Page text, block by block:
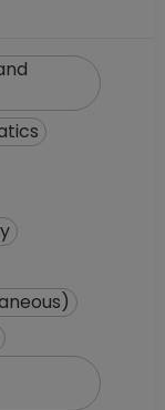
Michoacán
08-2011
08-2011
C TC No
de
07-2010
07-2011
A TP